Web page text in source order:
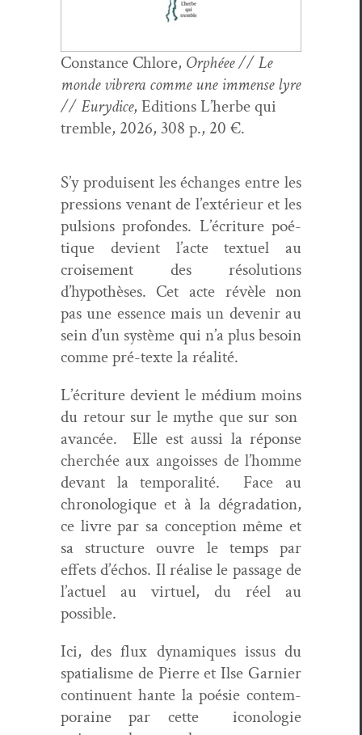
Con­stance Chlore, Orphéee // Le
monde vibr­era comme une immense lyre
// Eury­dice, Edi­tions L’herbe qui
trem­ble, 2026, 308 p., 20 €.
S’y pro­duisent les échanges entre les
pres­sions venant de l’ex­térieur et les
pul­sions pro­fondes. L’écriture poé­
tique devient l’acte textuel au
croise­ment des réso­lu­tions
d’hypothèses. Cet acte révèle non
pas une essence mais un devenir au
sein d’un sys­tème qui n’a plus besoin
comme pré-texte la réalité.
L’écriture devient le médi­um moins
du retour sur le mythe que sur son
avancée. Elle est aus­si la réponse
cher­chée aux angoiss­es de l’homme
devant la tem­po­ral­ité. Face au
chronologique et à la dégra­da­tion,
ce livre par sa con­cep­tion même et
sa struc­ture ouvre le temps par
effets d’échos. Il réalise le pas­sage de
l’actuel au virtuel, du réel au
possible.
Ici, des flux dynamiques issus du
spa­tial­isme de Pierre et Ilse Gar­nier
con­tin­u­ent hante la poésie con­tem­
po­raine par cette iconolo­gie